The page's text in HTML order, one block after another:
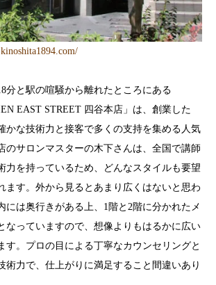
分と駅の喧騒から離れたところにある
EAST STREET 四谷本店」は、創業した
かな技術力と接客で多くの支持を集める人気
のサロンマスターの木下さんは、全国で講師
力を持っているため、どんなスタイルも要望
ます。外から見るとあまり広くはないと思わ
には奥行きがある上、1階と2階に分かれたメ
なっていますので、想像よりもはるかに広い
す。プロの目による丁寧なカウンセリングと
術力で、仕上がりに満足すること間違いあり